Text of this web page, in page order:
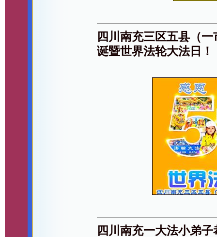
四川南充三区五县（
诞暨世界法轮大法日！
四川南充一大法小弟